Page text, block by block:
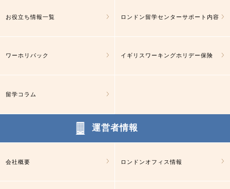
お役立ち情報一覧 ロンドン留学センターサポート内容
ワーホリパック イギリスワーキングホリデー保険
留学コラム
運営者情報
会社概要 ロンドンオフィス情報